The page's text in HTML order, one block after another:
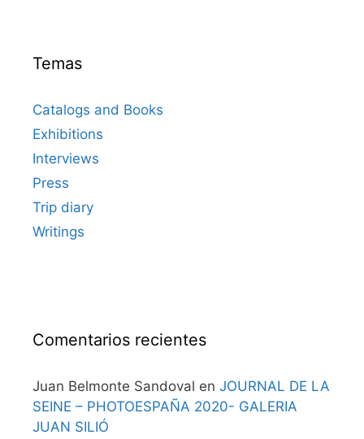
Temas
Catalogs and Books
Exhibitions
Interviews
Press
Trip diary
Writings
Comentarios recientes
Juan Belmonte Sandoval en JOURNAL DE LA
SEINE – PHOTOESPAÑA 2020- GALERIA
JUAN SILIÓ